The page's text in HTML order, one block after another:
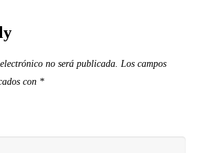
no será publicada. Los campos
con *